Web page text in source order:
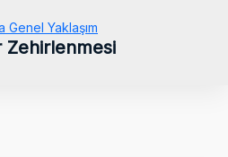
Yaklaşım
Zehirlenmesi